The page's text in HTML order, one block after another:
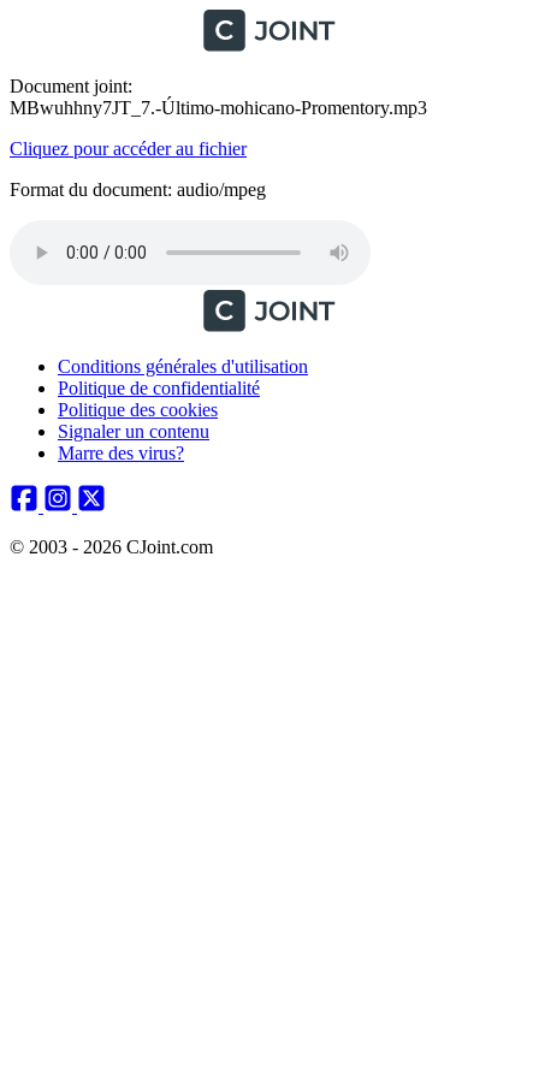
Document joint:
MBwuhhny7JT_7.-Último-mohicano-Promentory.mp3
Cliquez pour accéder au fichier
Format du document: audio/mpeg
Conditions générales d'utilisation
Politique de confidentialité
Politique des cookies
Signaler un contenu
Marre des virus?
© 2003 - 2026 CJoint.com